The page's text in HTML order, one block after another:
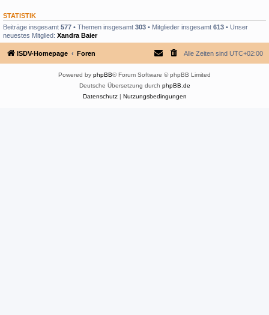
STATISTIK
Beiträge insgesamt 577 • Themen insgesamt 303 • Mitglieder insgesamt 613 • Unser
neuestes Mitglied: Xandra Baier
ISDV-Homepage Foren Alle Zeiten sind UTC+02:00
Powered by phpBB® Forum Software © phpBB Limited
Deutsche Übersetzung durch phpBB.de
Datenschutz| Nutzungsbedingungen